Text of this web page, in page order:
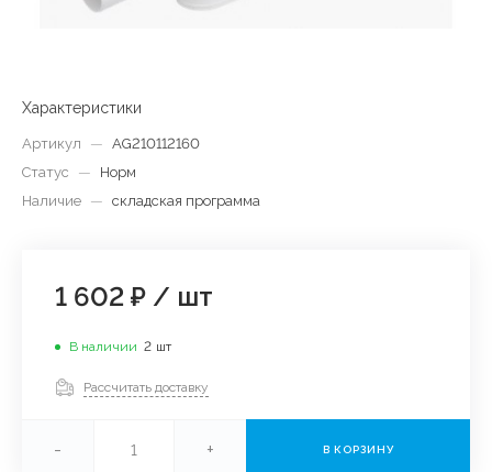
Характеристики
Артикул — AG210112160
Статус
—
Норм
Наличие — складская программа
1 602 ₽ / шт
В наличии 2 шт
Рассчитать доставку
- + В КОРЗИНУ